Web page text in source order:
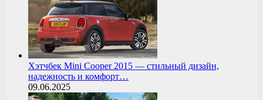
Хэтчбек Mini Cooper 2015 — стильный дизайн,
надежность и комфорт…
09.06.2025